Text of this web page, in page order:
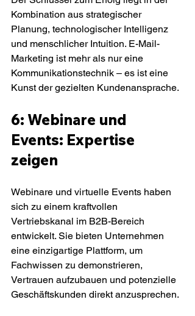
Kombination aus strategischer
Planung, technologischer Intelligenz
und menschlicher Intuition. E-Mail-
Marketing ist mehr als nur eine
Kommunikationstechnik – es ist eine
Kunst der gezielten Kundenansprache.
6: Webinare und
Events: Expertise
zeigen
Webinare und virtuelle Events haben
sich zu einem kraftvollen
Vertriebskanal im B2B-Bereich
entwickelt. Sie bieten Unternehmen
eine einzigartige Plattform, um
Fachwissen zu demonstrieren,
Vertrauen aufzubauen und potenzielle
Geschäftskunden direkt anzusprechen.